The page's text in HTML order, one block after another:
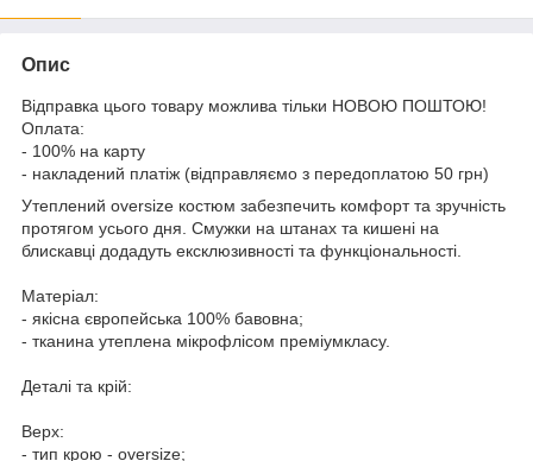
Опис
Відправка цього товару можлива тільки НОВОЮ ПОШТОЮ!
Оплата:
- 100% на карту
- накладений платіж (відправляємо з передоплатою 50 грн)
Утеплений oversize костюм забезпечить комфорт та зручність
протягом усього дня. Смужки на штанах та кишені на
блискавці додадуть ексклюзивності та функціональності.
Матеріал:
- якісна європейська 100% бавовна;
- тканина утеплена мікрофлісом преміумкласу.
Деталі та крій:
Верх:
- тип крою - oversize;